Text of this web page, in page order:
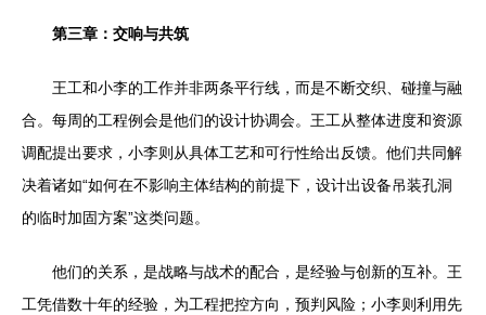
第三章：交响与共筑
王工和小李的工作并非两条平行线，而是不断交织、碰撞与融
合。每周的工程例会是他们的设计协调会。王工从整体进度和资源
调配提出要求，小李则从具体工艺和可行性给出反馈。他们共同解
决着诸如“如何在不影响主体结构的前提下，设计出设备吊装孔洞
的临时加固方案”这类问题。
他们的关系，是战略与战术的配合，是经验与创新的互补。王
工凭借数十年的经验，为工程把控方向，预判风险；小李则利用先